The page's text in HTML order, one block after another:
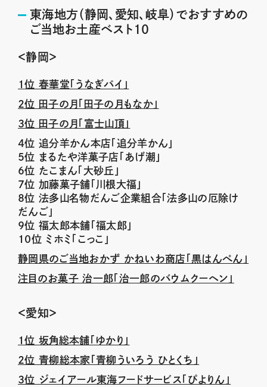
東海地方（静岡、愛知、岐阜）でおすすめの
ご当地お土産ベスト10
＜静岡＞
１位 春華堂「うなぎパイ」
２位 田子の月「田子の月もなか」
３位 田子の月「富士山頂」
４位 追分羊かん本店「追分羊かん」
５位 まるたや洋菓子店「あげ潮」
６位 たこまん「大砂丘」
７位 加藤菓子舗「川根大福」
８位 法多山名物だんご企業組合「法多山の厄除け
だんご」
９位 福太郎本舗「福太郎」
10位 ミホミ「こっこ」
静岡県のご当地おかず かねいわ商店「黒はんぺん」
注目のお菓子 治一郎「治一郎のバウムクーヘン」
＜愛知＞
1位 坂角総本舗「ゆかり」
2位 青柳総本家「青柳ういろう ひとくち」
3位 ジェイアール東海フードサービス「ぴよりん」